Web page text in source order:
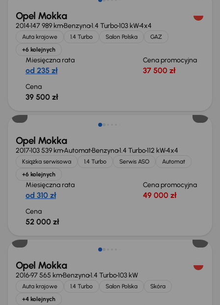
Opel Mokka
2014147 989 kmBenzyna1.4 Turbo103 kW4x4
Auta krajowe 1.4 Turbo Salon Polska
GAZ
+6 kolejnych
Miesięczna rata
od 235 zł
Cena promocyjna
37 500 zł
Cena
39 500 zł
Opel Mokka
2017103 539 kmAutomatBenzyna1.4 Turbo112 kW4x4
Książka serwisowa 1.4 Turbo Serwis ASO
Automat
+6 kolejnych
Miesięczna rata
od 310 zł
Cena promocyjna
49 000 zł
Cena
52 000 zł
Świeżo skupione
Opel Mokka
201697 565 kmBenzyna1.4 Turbo103 kW
Auta krajowe 1.4 Turbo Salon Polska
Skóra
+4 kolejnych